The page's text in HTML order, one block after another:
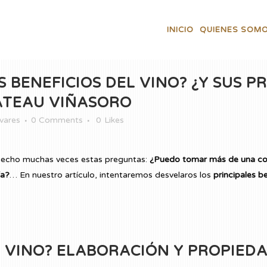
INICIO QUIENES
BENEFICIOS DEL VINO? ¿Y SUS
VIÑASORO
0 Comments 0 Likes
muchas veces estas preguntas: ¿Puedo tomar más de una
… En nuestro artículo, intentaremos desvelaros los principales
VINO? ELABORACIÓN Y